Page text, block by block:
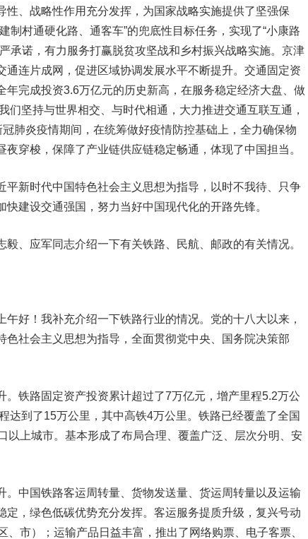
性、战略性作用充分发挥，为国家战略实施提供了坚强保
制村通硬化路、通客车”的兜底性目标任务，实现了“小康路
承诺，有力服务打赢脱贫攻坚战和乡村振兴战略实施。京津
通连片成网，促进区域协调发展水平不断提升。交通固定资
年完成投资3.6万亿元的历史新高，在服务稳定经济大盘、做
们坚持与世界相交、与时代相通，大力推进交通互联互通，
肺炎疫情期间，在统筹做好疫情防控基础上，全力确保物
穿梭，保障了产业链供应链稳定畅通，体现了中国担当。
新时代中国特色社会主义思想为指导，以时不我待、只争
建设交通强国，努力当好中国现代化的开路先锋。
应军同志介绍一下有关铁路、民航、邮政的有关情况。
好！我补充介绍一下铁路行业的情况。党的十八大以来，
色社会主义思想为指导，全面贯彻党中央、国务院决策部
铁路固定资产投资累计超过了7万亿元，增产里程5.2万公
达到了15万公里，其中高铁4万公里。铁路已经覆盖了全国
以上城市。基本形成了布局合理、覆盖广泛、层次分明、安
中国铁路客运周转量、货物发送量、货运周转量以及运输
定，绿色低碳优势充分发挥。客运服务提质升级，复兴号动
市）；运输产品日益丰富，推出了网络购票、电子客票、